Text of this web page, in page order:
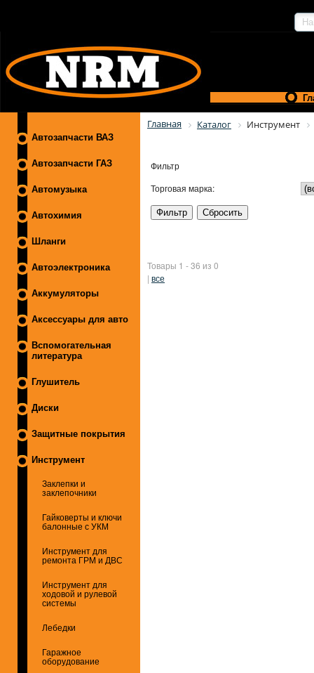
Автозапчасти ВАЗ
Автозапчасти ГАЗ
Автомузыка
Автохимия
Шланги
Автоэлектроника
Аккумуляторы
Аксессуары для авто
Вспомогательная
литература
Глушитель
Диски
Защитные покрытия
Инструмент
Заклепки и
заклепочники
Гайковерты и ключи
балонные с УКМ
Инструмент для
ремонта ГРМ и ДВС
Инструмент для
ходовой и рулевой
системы
Лебедки
Гаражное
оборудование
Главная Каталог Инструмент
Фильтр
Торговая марка:
Товары 1 - 36 из 0
| все